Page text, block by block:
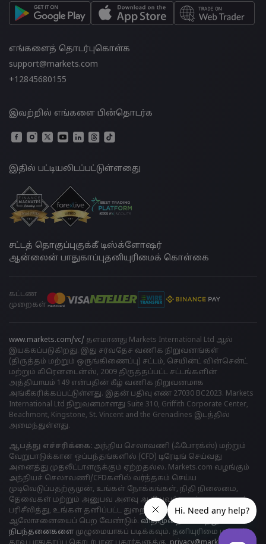
எங்களைத் தொடர்புகொள்க
support@markets.com
+12845680155
இவற்றில் எங்களை பின்தொடர்க
இதில் பட்டியலிடப்பட்டுள்ளதுை
சட்டத் தொகுப்புகுக்கீ டிஸ்க்ளோஷர்
ஆன்லைன் பாதுகாப்புதனியுரிமைக் கொள்கை
கட்டண
முறைகள்
www.markets.com/vc/ தளமானது Markets International Ltd ஆல்
இயக்கப்படுகிறது. இது சர்வதேச வணிக நிறுவனங்கள்
(திருத்தம் மற்றும் ஒருங்கிணைப்பு) சட்டம், செயின்ட் வின்சென்ட்
மற்றும் கிரெனடைன்ஸ், 2009 திருத்தப்பட்ட சட்டங்களின்
அத்தியாயம் 149 என்பதின் கீழ் வணிக நிறுவனமாக
அங்கீகரிக்கப்பட்டுள்ளது. இதன் பதிவு எண் 27030 BC2023. Markets
International Ltd நிறுவனமானது Suite 310, Griffith Corporate Center,
Beachmont, Kingstone, St. Vincent and the Grenadines இடத்தில்
அமைந்துள்ளது.
ஆபத்து எச்சரிக்கை: அந்நிய செலாவணி (ஃபோரக்ஸ்) மற்றும்
வேறுபாடுக்கான ஒப்பந்தங்களில் (CFD) டிரேடிங் செய்வது
அனைத்து முதலீட்டாளருக்கும் ஏற்றதல்ல. Markets.com வழங்கும்
அந்நியச் செலாவணி/CFDகளில் வர்த்தகம் செய்ய
முடிவெடுப்பதற்குமுன், உங்கள் நோக்கங்கள், நிதி நிலைமை,
தேவைகள் மற்றும் அனுபவ அளவு ஆகியவற்றைக் கவனமாகப்
பரிசீலித்து, உங்கள் தனிப்பட்ட துறைசார் நிபுணரின்
ஆலோசனையைப் பெற வேண்டும். விதிமுறைகள் மற்றும்
நிபந்தனைகளை முழுமையாகப் படிக்கவும். தனியுரிமை மற்றும்